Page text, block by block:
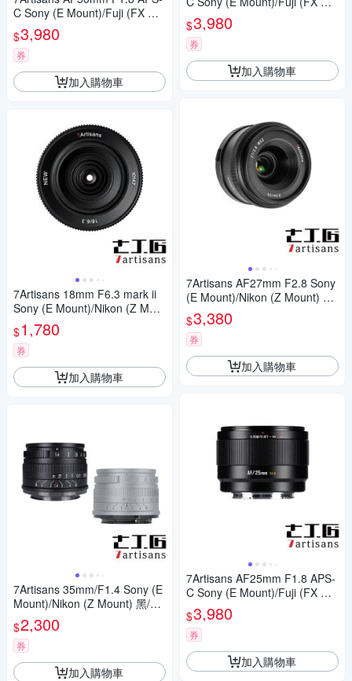
C Sony (E Mount)/Fuji (FX Mo
unt) 公司貨
$3,980
券
加入購物車
7Artisans 18mm F6.3 mark ii
Sony (E Mount)/Nikon (Z Mou
nt) 公司貨
$1,780
券
加入購物車
7Artisans 35mm/F1.4 Sony (E
Mount)/Nikon (Z Mount) 黑/銀
公司貨
$2,300
券
加入購物車
unt) 公司貨
$3,980
券
加入購物車
7Artisans AF27mm F2.8 Sony
(E Mount)/Nikon (Z Mount) 公
司貨
$3,380
券
加入購物車
7Artisans AF25mm F1.8 APS-
C Sony (E Mount)/Fuji (FX Mo
unt) 公司貨
$3,980
券
加入購物車